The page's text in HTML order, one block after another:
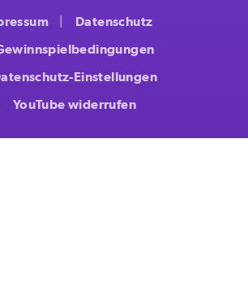
Datenschutz
Einstellungen
YouTube widerrufen